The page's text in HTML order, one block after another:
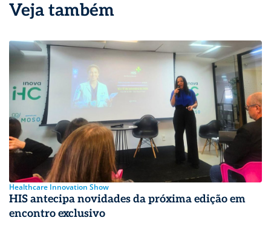
Veja também
Healthcare Innovation Show
HIS antecipa novidades da próxima edição em
encontro exclusivo